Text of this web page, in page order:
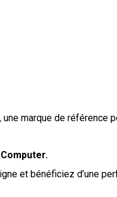
une marque de référence
et bénéficiez d’une